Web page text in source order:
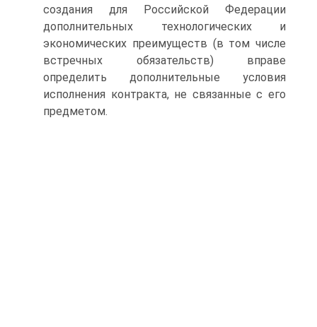
создания для Российской Федерации
дополнительных технологических и
экономических преимуществ (в том числе
встречных обязательств) вправе
определить дополнительные условия
исполнения контракта, не связанные с его
предметом.